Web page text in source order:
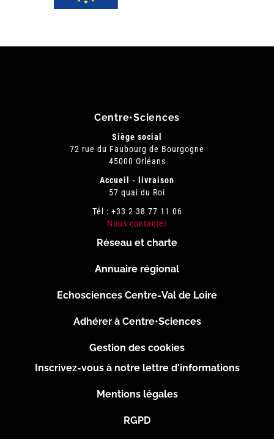
Centre•Sciences
Siège social
72 rue du Faubourg de Bourgogne
45000 Orléans
Accueil - livraison
57 quai du Roi
Tél : +33 2 38 77 11 06
Nous contacter
page
Réseau et charte
Annuaire régional
Echosciences Centre-Val de Loire
Adhérer à Centre•Sciences
Gestion des cookies
Inscrivez-vous à notre lettre d'informations
Mentions légales
RGPD